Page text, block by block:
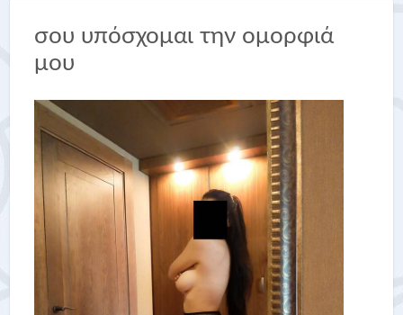
σου υπόσχομαι την ομορφιά
μου